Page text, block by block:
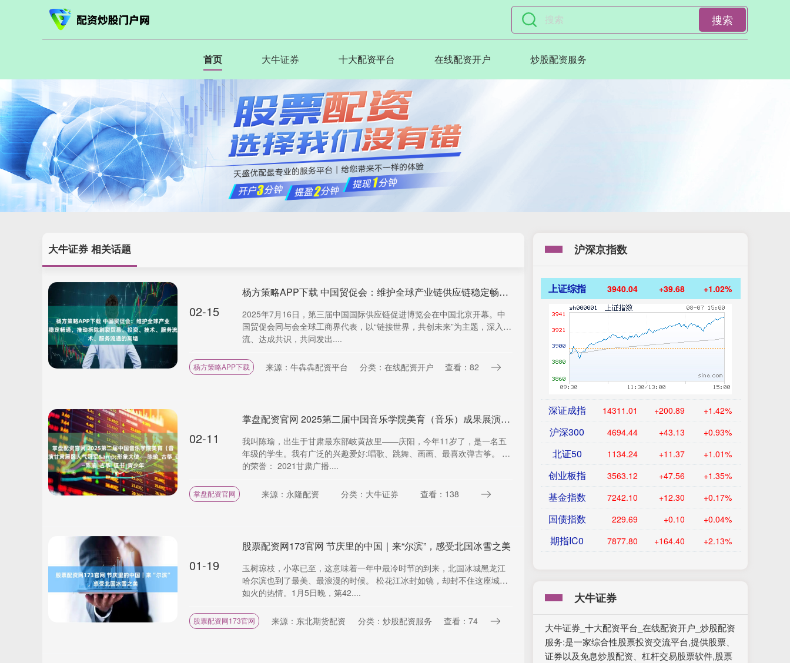
搜索
首页 大牛证券 十大配资平台 在线配资开户 炒股配资服务
大牛证券 相关话题
02-15
杨方策略APP下载 中国贸促会：维护全球产业链供应链稳定畅通，推动拆除割裂贸易、投资、技术、服务流通的高墙
2025年7月16日，第三届中国国际供应链促进博览会在中国北京开幕。中
国贸促会同与会全球工商界代表，以“链接世界，共创未来”为主题，深入交
流、达成共识，共同发出....
杨方策略APP下载 来源：牛犇犇配资平台 分类：在线配资开户 查看：82
02-11
掌盘配资官网 2025第二届中国音乐学院美育（音乐）成果展演甘肃展区人气冠军&形象大使——陈瑜_古筝_证书_青少年
我叫陈瑜，出生于甘肃最东部岐黄故里——庆阳，今年11岁了，是一名五
年级的学生。我有广泛的兴趣爱好:唱歌、跳舞、画画、最喜欢弹古筝。 我
的荣誉： 2021甘肃广播....
掌盘配资官网 来源：永隆配资 分类：大牛证券 查看：138
01-19
股票配资网173官网 节庆里的中国｜来“尔滨”，感受北国冰雪之美
玉树琼枝，小寒已至，这意味着一年中最冷时节的到来，北国冰城黑龙江
哈尔滨也到了最美、最浪漫的时候。 松花江冰封如镜，却封不住这座城市
如火的热情。1月5日晚，第42....
股票配资网173官网 来源：东北期货配资 分类：炒股配资服务 查看：74
沪深京指数
上证综指 3940.04 +39.68 +1.02%
深证成指 14311.01 +200.89 +1.42%
沪深300 4694.44 +43.13 +0.93%
北证50 1134.24 +11.37 +1.01%
创业板指 3563.12 +47.56 +1.35%
基金指数 7242.10 +12.30 +0.17%
国债指数 229.69 +0.10 +0.04%
期指IC0 7877.80 +164.40 +2.13%
大牛证券
大牛证券_十大配资平台_在线配资开户_炒股配资
服务:是一家综合性股票投资交流平台,提供股票、
证券以及免息炒股配资、杠杆交易股票软件,股票